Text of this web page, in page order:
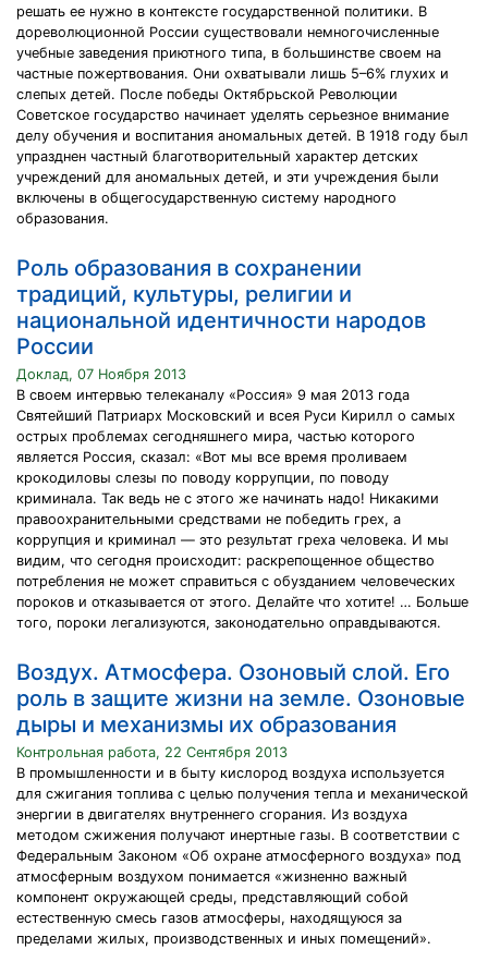
решать ее нужно в контексте государственной политики. В
дореволюционной России существовали немногочисленные
учебные заведения приютного типа, в большинстве своем на
частные пожертвования. Они охватывали лишь 5–6% глухих и
слепых детей. После победы Октябрьской Революции
Советское государство начинает уделять серьезное внимание
делу обучения и воспитания аномальных детей. В 1918 году был
упразднен частный благотворительный характер детских
учреждений для аномальных детей, и эти учреждения были
включены в общегосударственную систему народного
образования.
Роль образования в сохранении
традиций, культуры, религии и
национальной идентичности народов
России
Доклад, 07 Ноября 2013
В своем интервью телеканалу «Россия» 9 мая 2013 года
Святейший Патриарх Московский и всея Руси Кирилл о самых
острых проблемах сегодняшнего мира, частью которого
является Россия, сказал: «Вот мы все время проливаем
крокодиловы слезы по поводу коррупции, по поводу
криминала. Так ведь не с этого же начинать надо! Никакими
правоохранительными средствами не победить грех, а
коррупция и криминал — это результат греха человека. И мы
видим, что сегодня происходит: раскрепощенное общество
потребления не может справиться с обузданием человеческих
пороков и отказывается от этого. Делайте что хотите! … Больше
того, пороки легализуются, законодательно оправдываются.
Воздух. Атмосфера. Озоновый слой. Его
роль в защите жизни на земле. Озоновые
дыры и механизмы их образования
Контрольная работа, 22 Сентября 2013
В промышленности и в быту кислород воздуха используется
для сжигания топлива с целью получения тепла и механической
энергии в двигателях внутреннего сгорания. Из воздуха
методом сжижения получают инертные газы. В соответствии с
Федеральным Законом «Об охране атмосферного воздуха» под
атмосферным воздухом понимается «жизненно важный
компонент окружающей среды, представляющий собой
естественную смесь газов атмосферы, находящуюся за
пределами жилых, производственных и иных помещений».